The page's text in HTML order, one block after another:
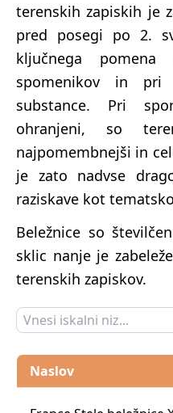
terenskih zapiskih je
pred posegi po 2.
ključnega
spomenikov in pri
substance. Pri
ohranjeni, so
najpomembnejši in
je zato nadvse
raziskave kot
Beležnice so
sklic nanje je
terenskih zapiskov.
Naslov